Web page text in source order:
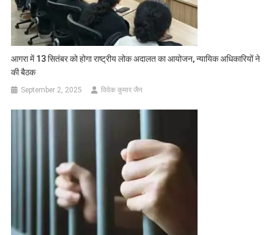
आगरा में 13 सितंबर को होगा राष्ट्रीय लोक अदालत का आयोजन, न्यायिक अधिकारियों ने
की बैठक
September 2, 2025 विवेक कुमार जैन